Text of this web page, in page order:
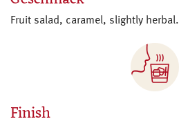
Fruit salad, caramel, slightly herbal.
Finish